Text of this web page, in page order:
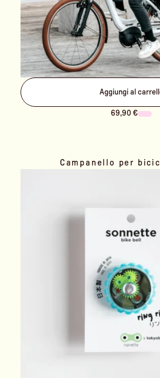
Aggiungi al
69,90 €
Campanello per